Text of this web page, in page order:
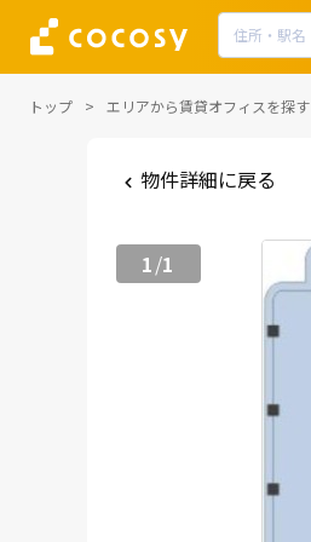
トップ エリアから賃貸オフィスを探す
物件詳細に戻る
1/1